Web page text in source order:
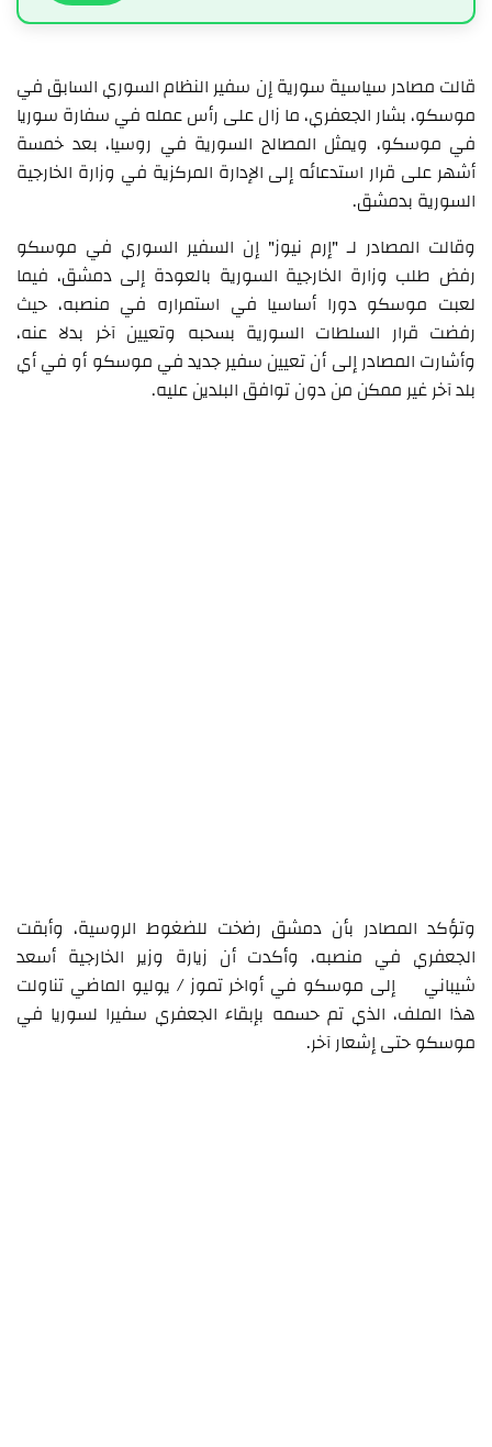
قالت مصادر سياسية سورية إن سفير النظام السوري السابق في
موسكو، بشار الجعفري، ما زال على رأس عمله في سفارة سوريا
في موسكو، ويمثل المصالح السورية في روسيا، بعد خمسة
أشهر على قرار استدعائه إلى الإدارة المركزية في وزارة الخارجية
السورية بدمشق.
وقالت المصادر لـ "إرم نيوز" إن السفير السوري في موسكو
رفض طلب وزارة الخارجية السورية بالعودة إلى دمشق، فيما
لعبت موسكو دورا أساسيا في استمراره في منصبه، حيث
رفضت قرار السلطات السورية بسحبه وتعيين آخر بدلا عنه،
وأشارت المصادر إلى أن تعيين سفير جديد في موسكو أو في أي
بلد آخر غير ممكن من دون توافق البلدين عليه.
وتؤكد المصادر بأن دمشق رضخت للضغوط الروسية، وأبقت
الجعفري في منصبه، وأكدت أن زيارة وزير الخارجية أسعد
شيباني إلى موسكو في أواخر تموز / يوليو الماضي تناولت
هذا الملف، الذي تم حسمه بإبقاء الجعفري سفيرا لسوريا في
موسكو حتى إشعار آخر.